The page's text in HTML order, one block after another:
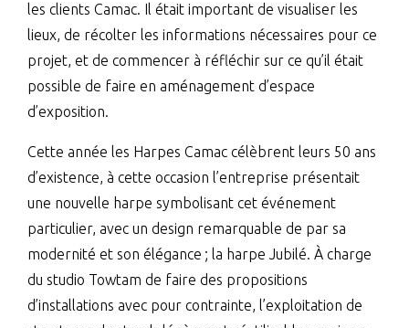
les clients Camac. Il était important de visualiser les
lieux, de récolter les informations nécessaires pour ce
projet, et de commencer à réfléchir sur ce qu’il était
possible de faire en aménagement d’espace
d’exposition.
Cette année les Harpes Camac célèbrent leurs 50 ans
d’existence, à cette occasion l’entreprise présentait
une nouvelle harpe symbolisant cet événement
particulier, avec un design remarquable de par sa
modernité et son élégance ; la harpe Jubilé. À charge
du studio Towtam de faire des propositions
d’installations avec pour contrainte, l’exploitation de